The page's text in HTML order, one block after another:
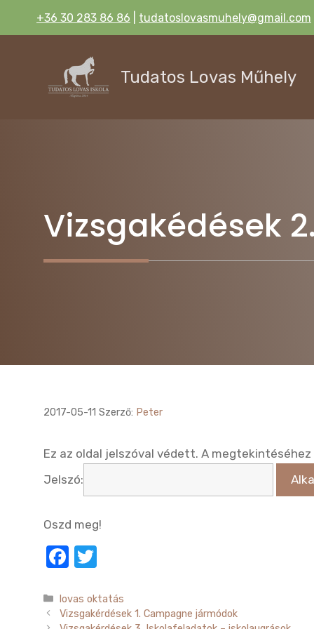
+36 30 283 86 86 tudatoslovasmuhely@gmail.com
Tudatos Lovas Műhely
Vizsgakédések
2017-05-11 Szerző: Peter
Ez az oldal jelszóval védett. A
Jelszó:
Oszd meg!
F
c it
Kategória
lovas oktatás
Vizsgakérdések 1. Campagne jármódok